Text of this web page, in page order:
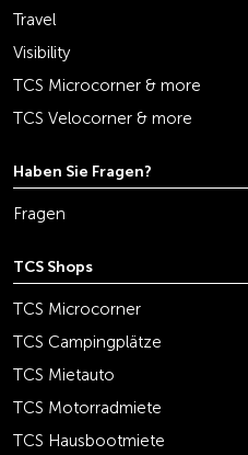
Travel
Visibility
TCS Microcorner & more
TCS Velocorner & more
Haben Sie Fragen?
Fragen
TCS Shops
TCS Microcorner
TCS Campingplätze
TCS Mietauto
TCS Motorradmiete
TCS Hausbootmiete